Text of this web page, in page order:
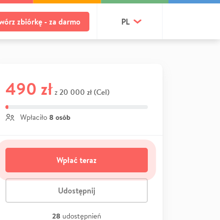
zbiórkę - za darmo PL
490 zł z 20 000 zł (Cel)
Wpłaciło 8 osób
Wpłać teraz
Udostępnij
28 udostępnień